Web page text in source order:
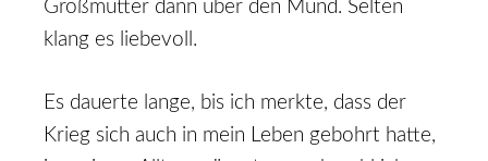
Großmutter dann über den Mund. Selten
klang es liebevoll.
Es dauerte lange, bis ich merkte, dass der
Krieg sich auch in mein Leben gebohrt hatte,